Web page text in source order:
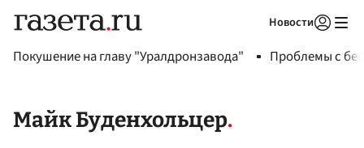
Новости
Покушение на главу "Уралдронзавода" Проблемы с
Майк Буденхольцер